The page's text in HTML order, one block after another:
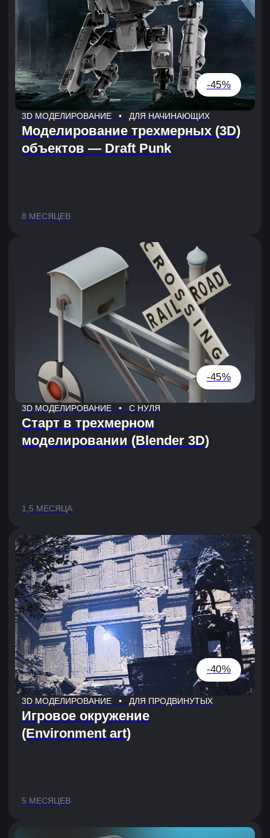
-40%
3D МОДЕЛИРОВАНИЕ • ДЛЯ ПРОДВИНУТЫХ
Твердотельное моделирование
(Hard Surface)
4 МЕСЯЦА
-35%
3D МОДЕЛИРОВАНИЕ • С НУЛЯ
Текстурирование трехмерных
(3D) моделей
ZBrush с нуля
3 МЕСЯЦА
Обсудить с консультантом твои
текущие навыки и цели
Понять, насколько тебе подходит
определенная профессия или
направление
в XYZ
Запишись на бесплатную
диагностику, чтобы:
дополнительную скидку